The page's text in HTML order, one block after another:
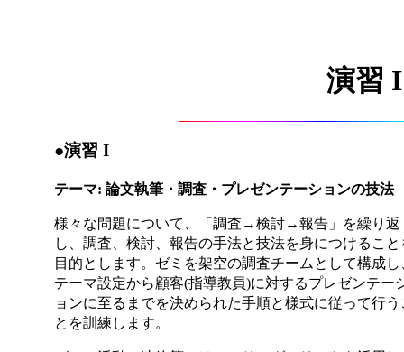
演習
●演習 I
テーマ: 論文執筆・調査・プレゼンテーションの技法
様々な問題について、「調査→検討→報告」を繰り返
し、調査、検討、報告の手法と技法を身につけること
目的とします。ゼミを架空の調査チームとして構成し
テーマ設定から顧客(指導教員)に対するプレゼンテー
ョンに至るまでを決められた手順と様式に従って行う
とを訓練します。